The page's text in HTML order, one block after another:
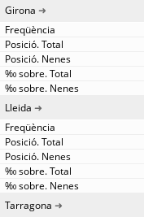
Girona
Lleida
Tarragona